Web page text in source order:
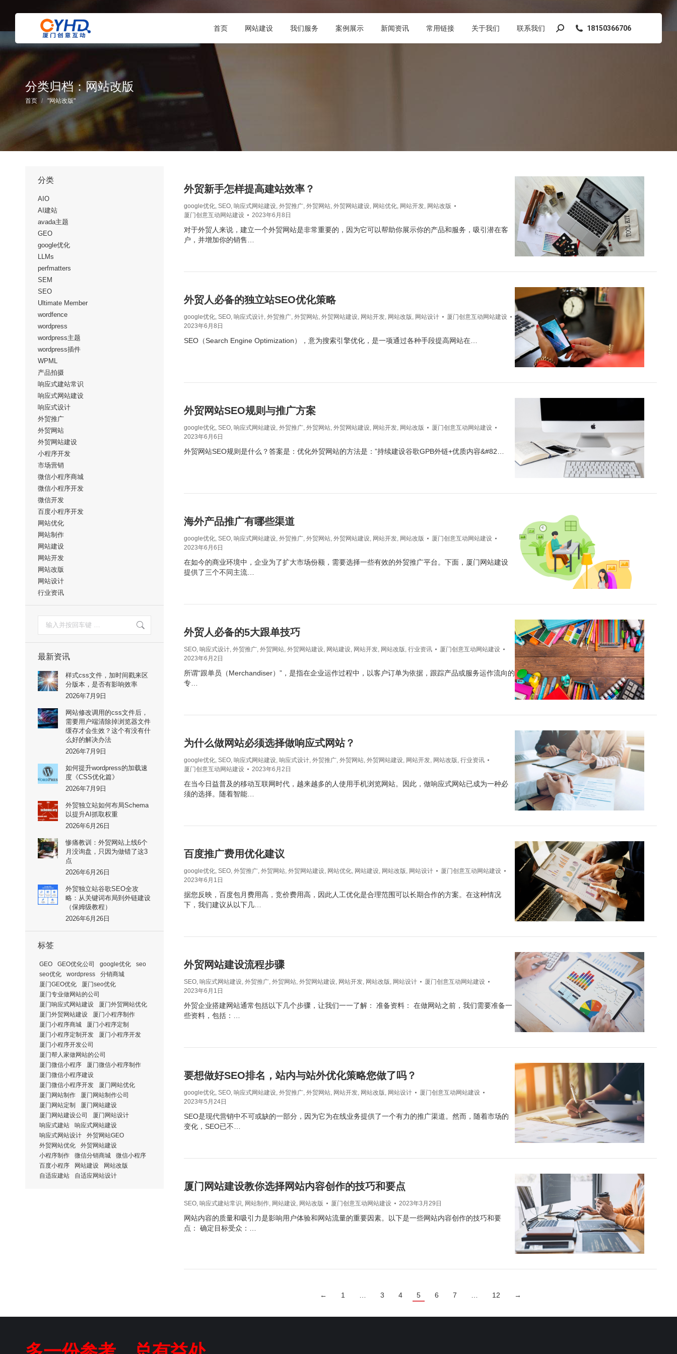
首页 网站建设 我们服务 案例展示 新闻资讯 常用链接 关于我们 联系我们
搜
18150366706
分类归档： 网站改版
您在这里：
首页 "网站改版"
外贸新手怎样提高建站效率？
google优化, SEO, 响应式网站建设, 外贸推广, 外贸网站, 外贸网站建设, 网站优化, 网站开发, 网站改版
厦门创意互动网站建设
2023年6月8日
对于外贸人来说，建立一个外贸网站是非常重要的，因为它可以帮助你展示你的产品和服务，吸引潜在客
户，并增加你的销售…
外贸人必备的独立站SEO优化策略
google优化, SEO, 响应式设计, 外贸推广, 外贸网站, 外贸网站建设, 网站开发, 网站改版, 网站设计
厦门创意互动网站建设
2023年6月8日
SEO（Search Engine Optimization），意为搜索引擎优化，是一项通过各种手段提高网站在…
外贸网站SEO规则与推广方案
google优化, SEO, 响应式网站建设, 外贸推广, 外贸网站, 外贸网站建设, 网站开发, 网站改版
厦门创意互动网站建设
2023年6月6日
外贸网站SEO规则是什么？答案是：优化外贸网站的方法是：”持续建设谷歌GPB外链+优质内容&#82…
海外产品推广有哪些渠道
google优化, SEO, 响应式网站建设, 外贸推广, 外贸网站, 外贸网站建设, 网站开发, 网站改版
厦门创意互动网站建设
2023年6月6日
在如今的商业环境中，企业为了扩大市场份额，需要选择一些有效的外贸推广平台。下面，厦门网站建设
提供了三个不同主流…
外贸人必备的5大跟单技巧
SEO, 响应式设计, 外贸推广, 外贸网站, 外贸网站建设, 网站建设, 网站开发, 网站改版, 行业资讯
厦门创意互动网站建设
2023年6月2日
所谓“跟单员（Merchandiser）”，是指在企业运作过程中，以客户订单为依据，跟踪产品或服务运作流向的
专…
为什么做网站必须选择做响应式网站？
google优化, SEO, 响应式网站建设, 响应式设计, 外贸推广, 外贸网站, 外贸网站建设, 网站开发, 网站改版, 行业资讯
厦门创意互动网站建设
2023年6月2日
在当今日益普及的移动互联网时代，越来越多的人使用手机浏览网站。因此，做响应式网站已成为一种必
须的选择。随着智能…
百度推广费用优化建议
google优化, SEO, 外贸推广, 外贸网站, 外贸网站建设, 网站优化, 网站建设, 网站改版, 网站设计
厦门创意互动网站建设
2023年6月1日
据您反映，百度包月费用高，竞价费用高，因此人工优化是合理范围可以长期合作的方案。在这种情况
下，我们建议从以下几…
外贸网站建设流程步骤
SEO, 响应式网站建设, 外贸推广, 外贸网站, 外贸网站建设, 网站开发, 网站改版, 网站设计
厦门创意互动网站建设
2023年6月1日
外贸企业搭建网站通常包括以下几个步骤，让我们一一了解： 准备资料： 在做网站之前，我们需要准备一
些资料，包括：…
要想做好SEO排名，站内与站外优化策略您做了吗？
google优化, SEO, 响应式网站建设, 外贸推广, 外贸网站, 网站开发, 网站改版, 网站设计
厦门创意互动网站建设
2023年5月24日
SEO是现代营销中不可或缺的一部分，因为它为在线业务提供了一个有力的推广渠道。然而，随着市场的
变化，SEO已不…
厦门网站建设教你选择网站内容创作的技巧和要点
SEO, 响应式建站常识, 网站制作, 网站建设, 网站改版 厦门创意互动网站建设 2023年3月29日
网站内容的质量和吸引力是影响用户体验和网站流量的重要因素。以下是一些网站内容创作的技巧和要
点： 确定目标受众：…
← 1 3 4 5 6 7 12 →
分类
AIO
AI建站
avada主题
GEO
google优化
LLMs
perfmatters
SEM
SEO
Ultimate Member
wordfence
wordpress
wordpress主题
wordpress插件
WPML
产品拍摄
响应式建站常识
响应式网站建设
响应式设计
外贸推广
外贸网站
外贸网站建设
小程序开发
市场营销
微信小程序商城
微信小程序开发
微信开发
百度小程序开发
网站优化
网站制作
网站建设
网站开发
网站改版
网站设计
行业资讯
索：
最新资讯
样式css文件，加时间戳来区
分版本，是否有影响效率
2026年7月9日
网站修改调用的css文件后，
需要用户端清除掉浏览器文件
缓存才会生效？这个有没有什
么好的解决办法
2026年7月9日
如何提升wordpress的加载速
度《CSS优化篇》
2026年7月9日
外贸独立站如何布局Schema
以提升AI抓取权重
2026年6月26日
惨痛教训：外贸网站上线6个
月没询盘，只因为做错了这3
点
2026年6月26日
外贸独立站谷歌SEO全攻
略：从关键词布局到外链建设
（保姆级教程）
2026年6月26日
标签
GEO GEO优化公司 google优化
seo
seo优化
wordpress
分销商城
厦门GEO优化
厦门seo优化
厦门专业做网站的公司
厦门响应式网站建设
厦门外贸网站优化
厦门外贸网站建设
厦门小程序制作
厦门小程序商城
厦门小程序定制
厦门小程序定制开发
厦门小程序开发
厦门小程序开发公司
厦门帮人家做网站的公司
厦门微信小程序
厦门微信小程序制作
厦门微信小程序建设
厦门微信小程序开发
厦门网站优化
厦门网站制作
厦门网站制作公司
厦门网站定制
厦门网站建设
厦门网站建设公司
厦门网站设计
响应式建站
响应式网站建设
响应式网站设计
外贸网站GEO
外贸网站优化
外贸网站建设
小程序制作
微信分销商城
微信小程序
百度小程序
网站建设
网站改版
自适应建站
自适应网站设计